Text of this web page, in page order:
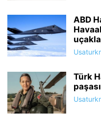
ABD
Türk